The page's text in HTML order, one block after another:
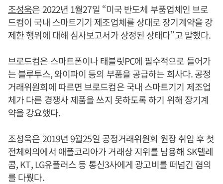
조성욱은 2022년 1월27일 “미국 반도체 부품업체인 브로
드컴이 국내 스마트기기 제조업체를 상대로 장기계약을 강
제한 행위에 대해 심사보고서가 상정된 상태다”고 말했다.
브로드컴은 스마트폰이나 태블릿PC에 필수적으로 들어가
는 블루투스, 와이파이 등의 부품을 공급하는 회사다. 공정
거래위원회에 따르면 브로드컴은 국내 스마트기기 제조업
체가 다른 경쟁사 제품을 쓰지 못하도록 하기 위해 장기계
약을 강요했다.
조성욱은 2019년 9월25일 공정거래위원회 원장 취임 후 첫
전체회의에서 애플코리아가 거래상 지위를 남용해 SK텔레
콤, KT, LG유플러스 등 통신3사에게 광고비를 떠넘긴 혐의
를 다뤘다.